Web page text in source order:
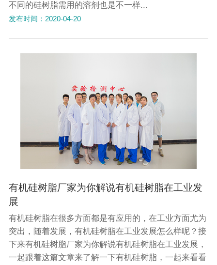
不同的硅树脂需用的溶剂也是不一样...
发布时间：2020-04-20
有机硅树脂厂家为你解说有机硅树脂在工业发
展
有机硅树脂在很多方面都是有应用的，在工业方面尤为
突出，随着发展，有机硅树脂在工业发展怎么样呢？接
下来有机硅树脂厂家为你解说有机硅树脂在工业发展，
一起跟着这篇文章来了解一下有机硅树脂，一起来看看